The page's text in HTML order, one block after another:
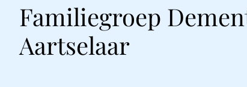
Familiegroep
Aartselaar